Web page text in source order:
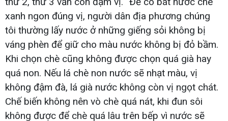
xanh ngon đúng vị, người dân địa phương chúng
tôi thường lấy nước ở những giếng sỏi không bị
váng phèn để giữ cho màu nước không bị đỏ bầm.
Khi chọn chè cũng không được chọn quá già hay
quá non. Nếu lá chè non nước sẽ nhạt màu, vị
không đậm đà, lá già nước không còn vị ngọt chát.
Chế biến không nên vò chè quá nát, khi đun sôi
không được để chè quá lâu trên bếp vì nước sẽ